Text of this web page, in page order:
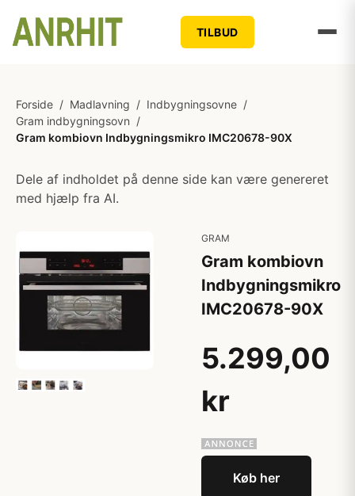
TILBUD
Forside / Madlavning / Indbygningsovne /
Gram indbygningsovn /
Gram kombiovn Indbygningsmikro IMC20678-90X
Dele af indholdet på denne side kan være genereret
med hjælp fra AI.
GRAM
Gram kombiovn
Indbygningsmikro
IMC20678-90X
5.299,00
kr
Køb her